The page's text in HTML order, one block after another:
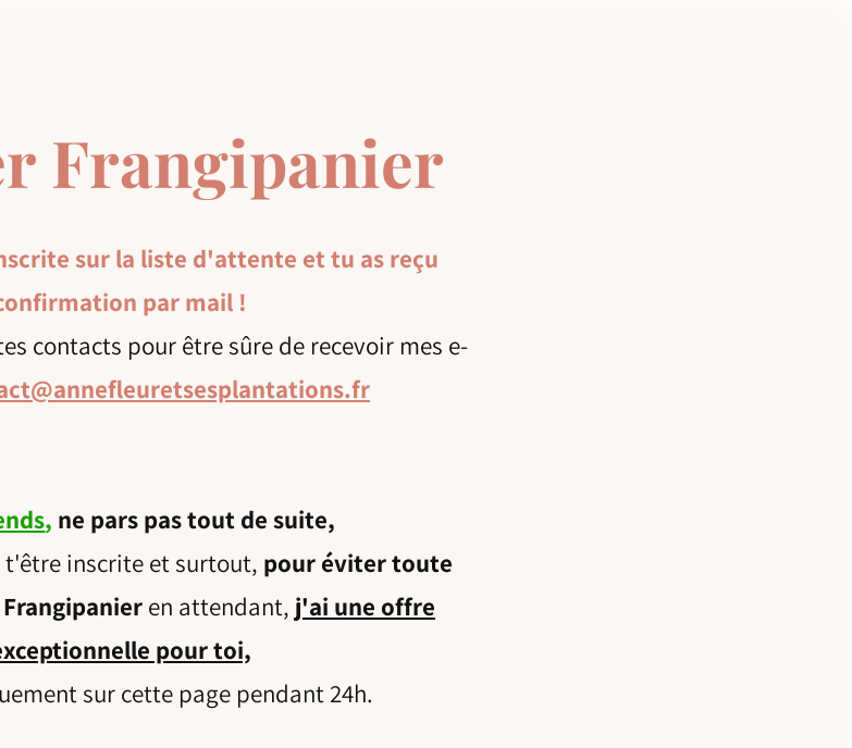
Frangipanier
sur la liste d'attente et tu as reçu
par mail !
contacts pour être sûre de recevoir mes e-
, ne pars pas tout de suite,
t'être inscrite etsurtout, pour éviter toute
en attendant, j'ai une offre
pour toi,
sur cette page pendant 24h.